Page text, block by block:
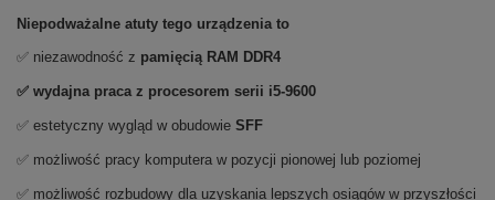
Niepodważalne atuty tego urządzenia to
✅ niezawodność z pamięcią RAM DDR4
✅ wydajna praca z procesorem serii i5-9600
✅ estetyczny wygląd w obudowie SFF
✅ możliwość pracy komputera w pozycji pionowej lub poziomej
✅ możliwość rozbudowy dla uzyskania lepszych osiągów w przyszłości